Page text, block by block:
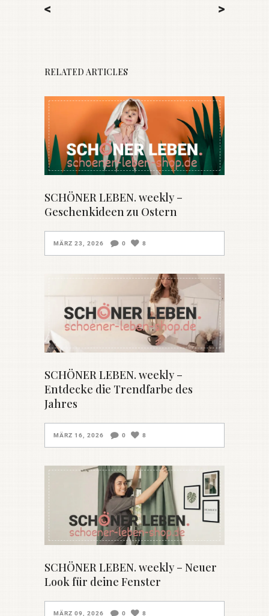
< >
RELATED ARTICLES
SCHÖNER LEBEN. weekly –
Geschenkideen zu Ostern
MÄRZ 23, 2026 0 8
SCHÖNER LEBEN. weekly –
Entdecke die Trendfarbe des
Jahres
MÄRZ 16, 2026 0 8
SCHÖNER LEBEN. weekly – Neuer
Look für deine Fenster
MÄRZ 09, 2026 0 8